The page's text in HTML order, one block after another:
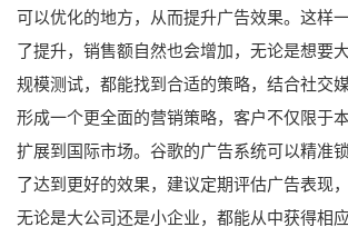
可以优化的地方，从而提升广告效果。这样
了提升，销售额自然也会增加，无论是想要
规模测试，都能找到合适的策略，结合社交
形成一个更全面的营销策略，客户不仅限于
扩展到国际市场。谷歌的广告系统可以精准
了达到更好的效果，建议定期评估广告表现
无论是大公司还是小企业，都能从中获得相应